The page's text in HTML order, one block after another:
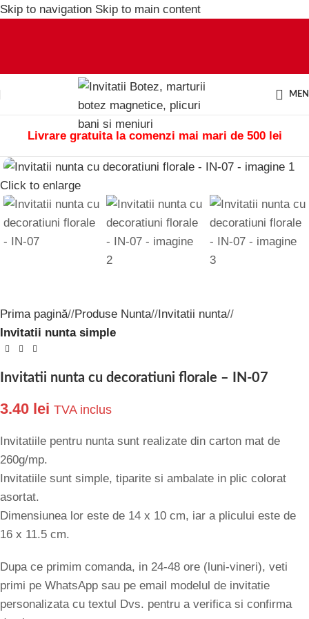
Skip to navigation Skip to main content
Livrare gratuita la comenzi mai mari de 500 lei
Click to enlarge
Prima pagină/ Produse Nunta/ Invitatii nunta/
Invitatii nunta simple
Invitatii nunta cu decoratiuni florale – IN-07
3.40 lei TVA inclus
Invitatiile pentru nunta sunt realizate din carton mat de
260g/mp.
Invitatiile sunt simple, tiparite si ambalate in plic colorat
asortat.
Dimensiunea lor este de 14 x 10 cm, iar a plicului este de
16 x 11.5 cm.
Dupa ce primim comanda, in 24-48 ore (luni-vineri), veti
primi pe WhatsApp sau pe email modelul de invitatie
personalizata cu textul Dvs. pentru a verifica si confirma